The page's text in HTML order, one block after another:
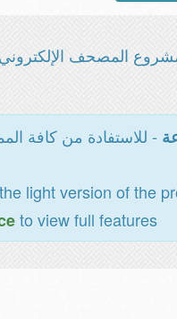
المصحف
- للاستفادة من كافة
light version of the
to view full features